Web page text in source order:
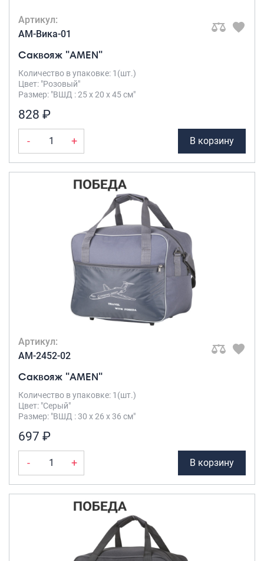
Артикул:
AM-Вика-01
Саквояж "AMEN"
Количество в упаковке: 1(шт.)
Цвет: "Розовый"
Размер: "ВШД : 25 х 20 х 45 см"
828 ₽
- + В корзину
Артикул:
AM-2452-02
Саквояж "AMEN"
Количество в упаковке: 1(шт.)
Цвет: "Серый"
Размер: "ВШД : 30 х 26 х 36 см"
697 ₽
- + В корзину